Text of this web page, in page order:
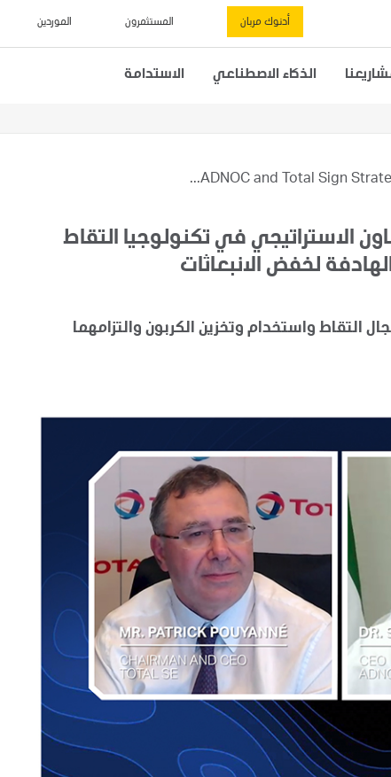
أدنوك مربان المستثمرون الموردين
الذكاء الاصطناعي الاستدامة
ADNOC and Total Sign
الاستراتيجي في تكنولوجيا التقاط
لخفض الانبعاثات
التقاط واستخدام وتخزين الكربون والتزامهما